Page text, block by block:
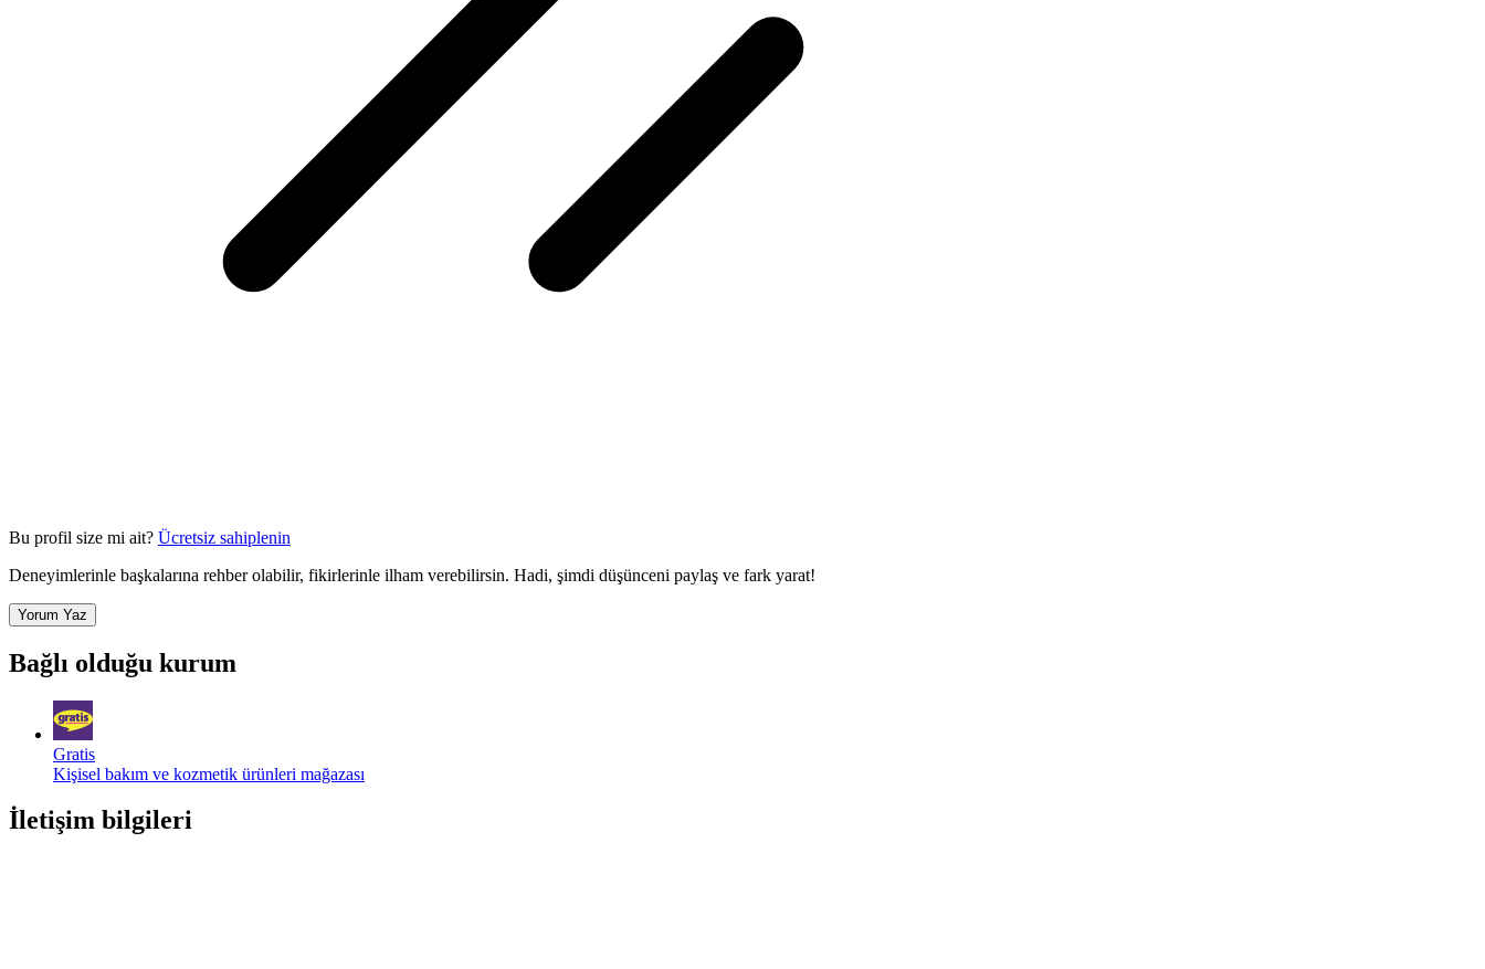
Bu profil size mi ait? Ücretsiz sahiplenin
Deneyimlerinle başkalarına rehber olabilir, fikirlerinle ilham verebilirsin. Hadi, şimdi düşünceni paylaş ve fark yarat!
Yorum Yaz
Bağlı olduğu kurum
Gratis
Kişisel bakım ve kozmetik ürünleri mağazası
İletişim bilgileri